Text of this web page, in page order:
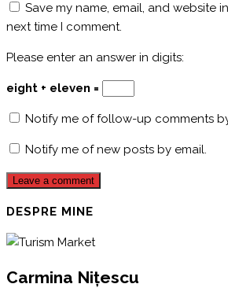
Save my name, email, and website
next time I comment.
Please enter an answer in digits:
eight + eleven =
Notify me of follow-up comments
Notify me of new posts by email.
DESPRE MINE
Carmina Nițescu